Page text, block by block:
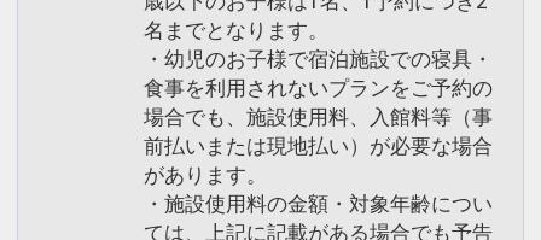
名までとなります。
・幼児のお子様で宿泊施設での寝具・
食事を利用されないプランをご予約の
場合でも、施設使用料、入館料等（事
前払いまたは現地払い）が必要な場合
があります。
・施設使用料の金額・対象年齢につい
ては、上記に記載がある場合でも予告